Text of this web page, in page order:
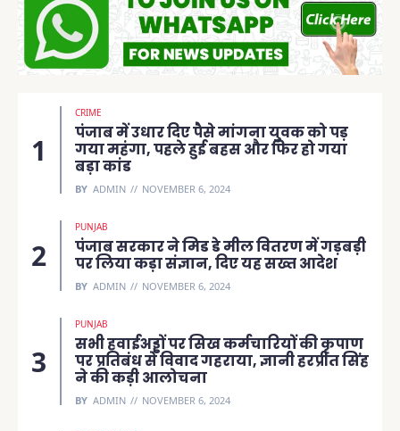
CRIME
पंजाब में उधार दिए पैसे मांगना युवक को पड़
गया महंगा, पहले हुई बहस और फिर हो गया
बड़ा कांड
BY ADMIN NOVEMBER 6, 2024
PUNJAB
पंजाब सरकार ने मिड डे मील वितरण में गड़बड़ी
पर लिया कड़ा संज्ञान, दिए यह सख्त आदेश
BY ADMIN NOVEMBER 6, 2024
PUNJAB
सभी हवाईअड्डों पर सिख कर्मचारियों की कृपाण
पर प्रतिबंध से विवाद गहराया, ज्ञानी हरप्रीत सिंह
ने की कड़ी आलोचना
BY ADMIN NOVEMBER 6, 2024